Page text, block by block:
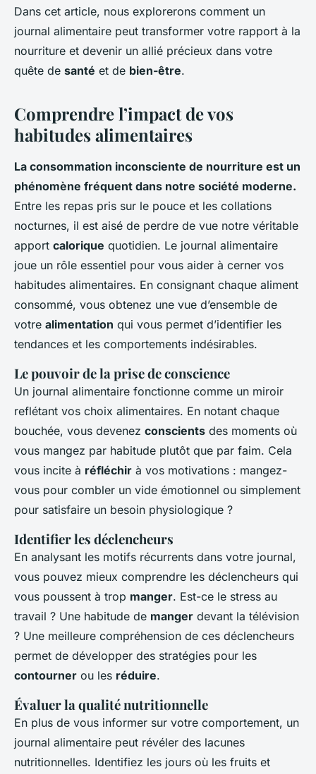
Dans cet article, nous explorerons comment un
journal alimentaire peut transformer votre rapport à la
nourriture et devenir un allié précieux dans votre
quête de santé et de bien-être.
Comprendre l’impact de vos
habitudes alimentaires
La consommation inconsciente de nourriture est un
phénomène fréquent dans notre société moderne.
Entre les repas pris sur le pouce et les collations
nocturnes, il est aisé de perdre de vue notre véritable
apport calorique quotidien. Le journal alimentaire
joue un rôle essentiel pour vous aider à cerner vos
habitudes alimentaires. En consignant chaque aliment
consommé, vous obtenez une vue d’ensemble de
votre alimentation qui vous permet d’identifier les
tendances et les comportements indésirables.
Le pouvoir de la prise de conscience
Un journal alimentaire fonctionne comme un miroir
reflétant vos choix alimentaires. En notant chaque
bouchée, vous devenez conscients des moments où
vous mangez par habitude plutôt que par faim. Cela
vous incite à réfléchir à vos motivations : mangez-
vous pour combler un vide émotionnel ou simplement
pour satisfaire un besoin physiologique ?
Identifier les déclencheurs
En analysant les motifs récurrents dans votre journal,
vous pouvez mieux comprendre les déclencheurs qui
vous poussent à trop manger. Est-ce le stress au
travail ? Une habitude de manger devant la télévision
? Une meilleure compréhension de ces déclencheurs
permet de développer des stratégies pour les
contourner ou les réduire.
Évaluer la qualité nutritionnelle
En plus de vous informer sur votre comportement, un
journal alimentaire peut révéler des lacunes
nutritionnelles. Identifiez les jours où les fruits et